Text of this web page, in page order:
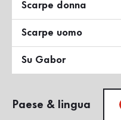
Scarpe donna
Scarpe uomo
Su Gabor
Paese & lingua